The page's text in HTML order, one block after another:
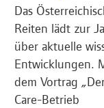
Das
Reiten lädt zur
über aktuelle
Entwicklungen.
dem Vortrag
Care-Betrieb